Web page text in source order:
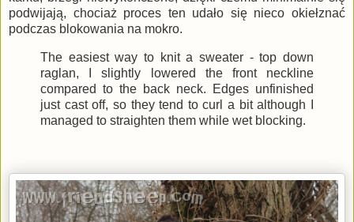
podwijają, chociaż proces ten udało się nieco okiełznać
podczas blokowania na mokro.
The easiest way to knit a sweater - top down
raglan, I slightly lowered the front neckline
compared to the back neck. Edges unfinished
just cast off, so they tend to curl a bit although I
managed to straighten them while wet blocking.